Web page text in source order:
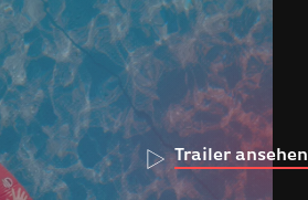
Trailer ansehen